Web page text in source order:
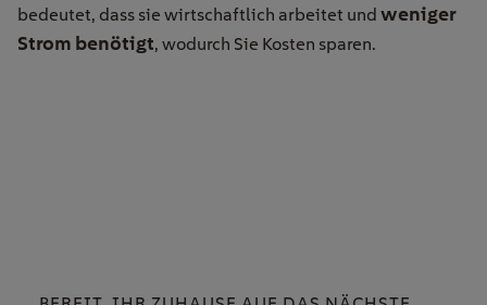
bedeutet, dass sie wirtschaftlich arbeitet und weniger
Strom benötigt, wodurch Sie Kosten sparen.